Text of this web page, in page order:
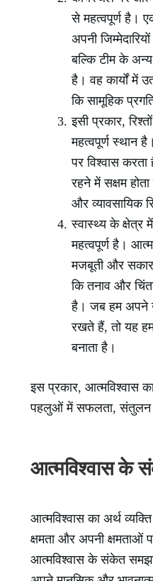
से महत्वपूर्ण है।
अपनी
बल्कि टीम के अन्य
है। वह कार्यों में
कि सामूहिक
इसी प्रकार,
महत्वपूर्ण स्थान
पर विश्वास
रहने में सक्षम
और व्यावसायिक
स्वास्थ्य के क्षेत्र
महत्वपूर्ण है।
मजबूती और
कि तनाव और
है। जब हम अपने
रखते हैं, तो यह
बनाता है।
इस प्रकार, आत्मविश्वास
पहलुओं में सफलता, संतुलन
आत्मविश्वास के
आत्मविश्वास का अर्थ
क्षमता और अपनी क्षमताओं
आत्मविश्वास के संकेत